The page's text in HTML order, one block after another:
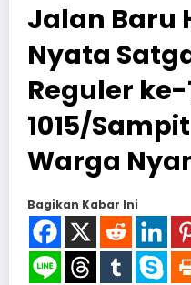
Jalan Baru
Nyata
Reguler ke-
1015/
Warga
Bagikan Kabar Ini